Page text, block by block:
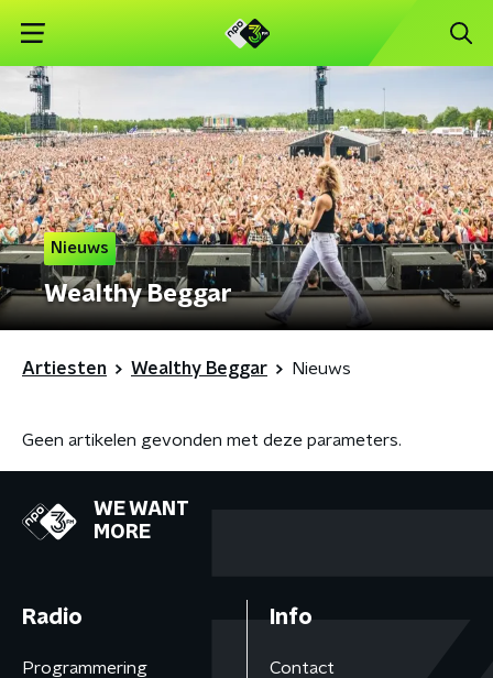
Nieuws
Wealthy Beggar
Artiesten Wealthy Beggar Nieuws
Geen artikelen gevonden met deze parameters.
WE WANT
MORE
Radio
Programmering
Info
Contact